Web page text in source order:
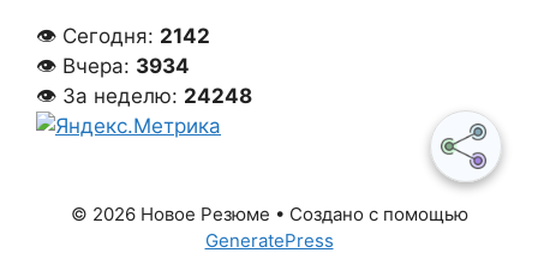
👁 Сегодня: 2142
👁 Вчера: 3934
👁 За неделю: 24248
© 2026 Новое Резюме • Создано с помощью
GeneratePress